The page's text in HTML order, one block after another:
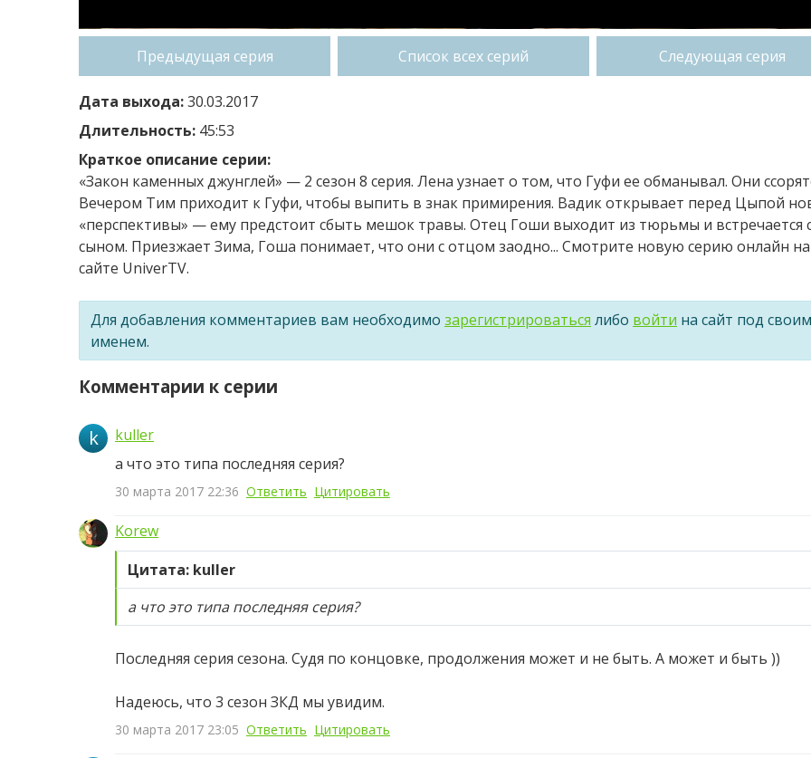
Предыдущая серия Список всех серий Следующая серия
Дата выхода:30.03.2017
Длительность: 45:53
Краткое описание серии:
«Закон каменных джунглей» — 2 сезон 8 серия. Лена узнает о том, что Гуфи ее обманывал. Они
Вечером Тим приходит к Гуфи, чтобы выпить в знак примирения. Вадик открывает перед Цыпой
«перспективы» — ему предстоит сбыть мешок травы. Отец Гоши выходит из тюрьмы и встречается
сыном. Приезжает Зима, Гоша понимает, что они с отцом заодно... Смотрите новую серию онлайн на
сайте UniverTV.
Для добавления комментариев вам необходимо зарегистрироваться либо войти на сайт под своим
именем.
Комментарии к серии
k
kuller
а что это типа последняя серия?
30 марта 2017 22:36 Ответить Цитировать
Korew
Цитата: kuller
а что это типа последняя серия?
Последняя серия сезона. Судя по концовке, продолжения может и не быть. А может и быть ))
Надеюсь, что 3 сезон ЗКД мы увидим.
30 марта 2017 23:05 Ответить Цитировать